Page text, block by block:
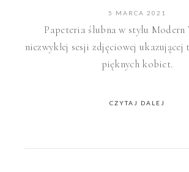
5 MARCA 2021
Papeteria ślubna w stylu Modern
niezwykłej sesji zdjęciowej
pięknych kobiet.
CZYTAJ DALEJ